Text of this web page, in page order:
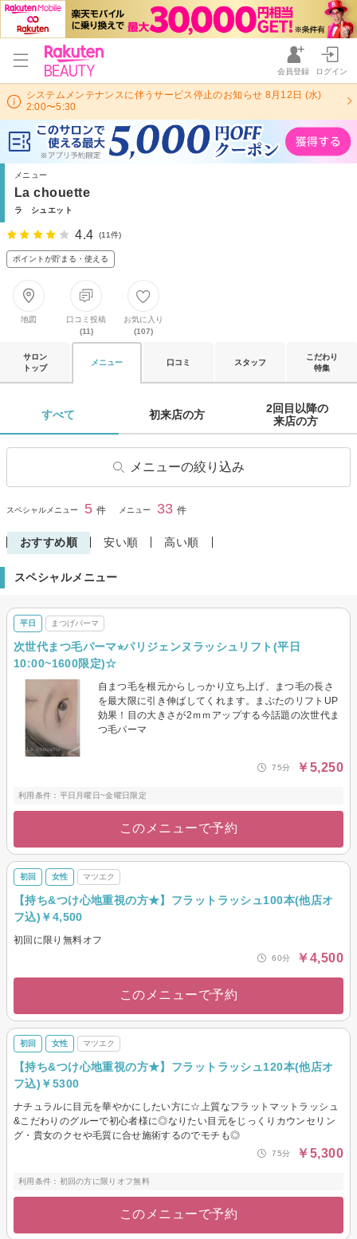
会員登録 ログイン
システムメンテナンスに伴うサービス停止のお知らせ 8月12日 (水)
2:00〜5:30
メニュー
La chouette
ラ シュエット
4.4 (11件)
ポイントが貯まる・使える
地図
口コミ投稿
(11)
お気に入り
(107)
サロン
トップ
メニュー 口コミ スタッフ
こだわり
特集
すべて 初来店の方
2回目以降の
来店の方
メニューの絞り込み
その他(まつげ)
閉じる
スペシャルメニュー 5 件 メニュー 33 件
おすすめ順 安い順 高い順
スペシャルメニュー
平日 まつげパーマ
次世代まつ毛パーマ⭐︎パリジェンヌラッシュリフト(平日
10:00~1600限定)☆
自まつ毛を根元からしっかり立ち上げ、まつ毛の長さ
を最大限に引き伸ばしてくれます。まぶたのリフトUP
効果！目の大きさが2ｍｍアップする今話題の次世代ま
つ毛パーマ
75分 ￥5,250
利用条件：平日月曜日~金曜日限定
このメニューで予約
初回 女性 マツエク
【持ち&つけ心地重視の方★】フラットラッシュ100本(他店オ
フ込)￥4,500
初回に限り無料オフ
60分 ￥4,500
このメニューで予約
初回 女性 マツエク
【持ち&つけ心地重視の方★】フラットラッシュ120本(他店オ
フ込)￥5300
ナチュラルに目元を華やかにしたい方に☆上質なフラットマットラッシュ
&こだわりのグルーで初心者様に◎なりたい目元をじっくりカウンセリン
グ・貴女のクセや毛質に合せ施術するのでモチも◎
75分 ￥5,300
利用条件：初回の方に限りオフ無料
このメニューで予約